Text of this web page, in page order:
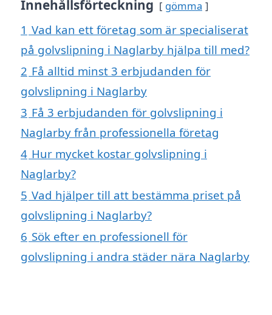
Innehållsförteckning gömma
1 Vad kan ett företag som är specialiserat
på golvslipning i Naglarby hjälpa till med?
2 Få alltid minst 3 erbjudanden för
golvslipning i Naglarby
3 Få 3 erbjudanden för golvslipning i
Naglarby från professionella företag
4 Hur mycket kostar golvslipning i
Naglarby?
5 Vad hjälper till att bestämma priset på
golvslipning i Naglarby?
6 Sök efter en professionell för
golvslipning i andra städer nära Naglarby